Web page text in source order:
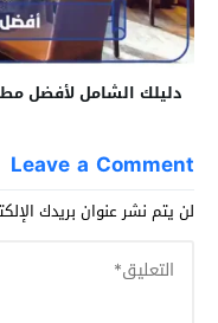
دليلك الشامل لأفضل
Leave a Comment
لن يتم نشر عنوان بريدك